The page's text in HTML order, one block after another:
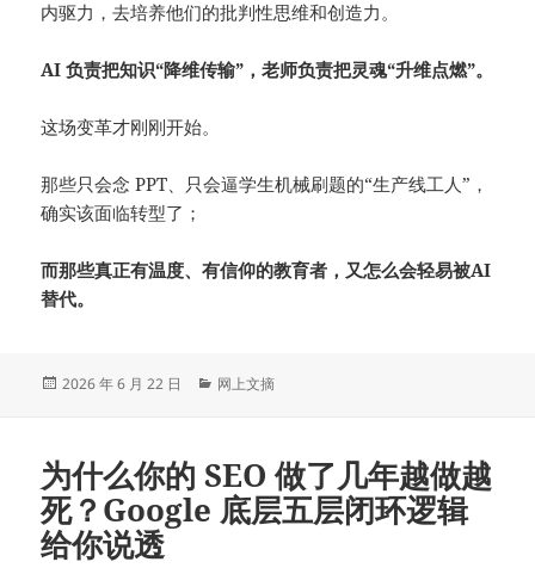
内驱力，去培养他们的批判性思维和创造力。
AI 负责把知识“降维传输”，老师负责把灵魂“升维点燃”。
这场变革才刚刚开始。
那些只会念 PPT、只会逼学生机械刷题的“生产线工人”，
确实该面临转型了；
而那些真正有温度、有信仰的教育者，又怎么会轻易被AI
替代。
发
2026 年 6 月 22 日
分
网上文摘
为什么你的 SEO 做了几年越做越
死？Google 底层五层闭环逻辑
给你说透